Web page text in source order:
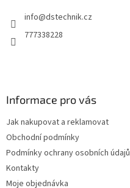
info@dstechnik.cz
777338228
Informace pro vás
Jak nakupovat a reklamovat
Obchodní podmínky
Podmínky ochrany osobních údajů
Kontakty
Moje objednávka